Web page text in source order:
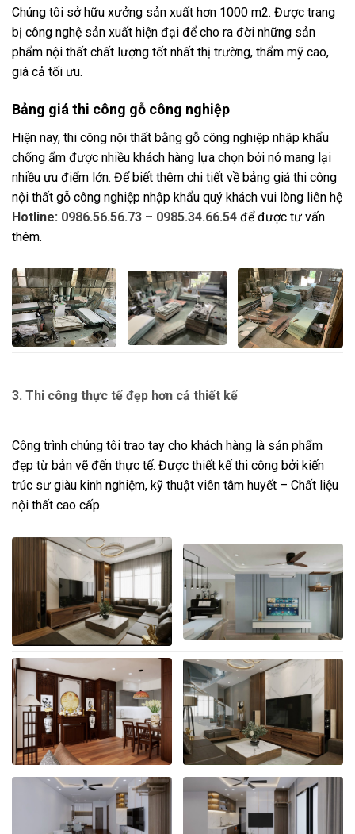
Chúng tôi sở hữu xưởng sản xuất hơn 1000 m2. Được trang
bị công nghệ sản xuất hiện đại để cho ra đời những sản
phẩm nội thất chất lượng tốt nhất thị trường, thẩm mỹ cao,
giá cả tối ưu.
Bảng giá thi công gỗ công nghiệp
Hiện nay, thi công nội thất bằng gỗ công nghiệp nhập khẩu
chống ẩm được nhiều khách hàng lựa chọn bởi nó mang lại
nhiều ưu điểm lớn. Để biết thêm chi tiết về bảng giá thi công
nội thất gỗ công nghiệp nhập khẩu quý khách vui lòng liên hệ
Hotline: 0986.56.56.73 – 0985.34.66.54 để được tư vấn
thêm.
3. Thi công thực tế đẹp hơn cả thiết kế
Công trình chúng tôi trao tay cho khách hàng là sản phẩm
đẹp từ bản vẽ đến thực tế. Được thiết kế thi công bởi kiến
trúc sư giàu kinh nghiệm, kỹ thuật viên tâm huyết – Chất liệu
nội thất cao cấp.